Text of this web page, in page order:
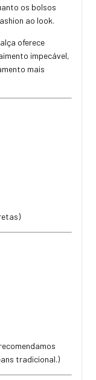
os bolsos
ao look.
oferece
impecável,
mais
tradicional.)